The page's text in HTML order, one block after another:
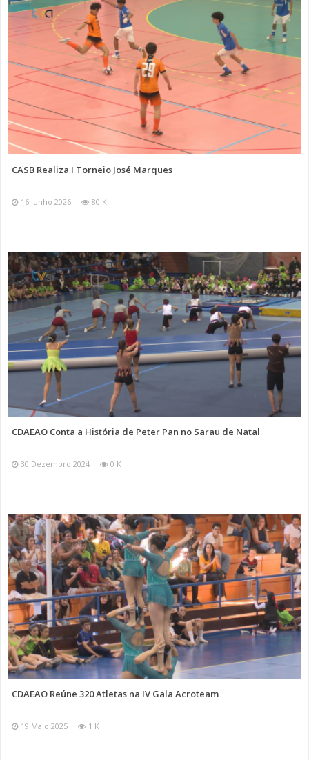
CASB Realiza I Torneio José Marques
16 Junho 2026 80 K
CDAEAO Conta a História de Peter Pan no Sarau de Natal
30 Dezembro 2024 0 K
CDAEAO Reúne 320 Atletas na IV Gala Acroteam
19 Maio 2025 1 K